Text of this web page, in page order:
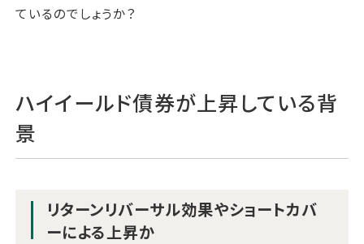
ているのでしょうか？
ハイイールド債券が上昇している背
景
リターンリバーサル効果やショートカバ
ーによる上昇か